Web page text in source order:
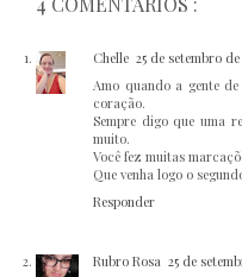
Chelle 25 de setembro
Amo quando a gente
coração.
Sempre digo que uma
muito.
Você fez muitas
Que venha logo o
Responder
Rubro Rosa 25 de